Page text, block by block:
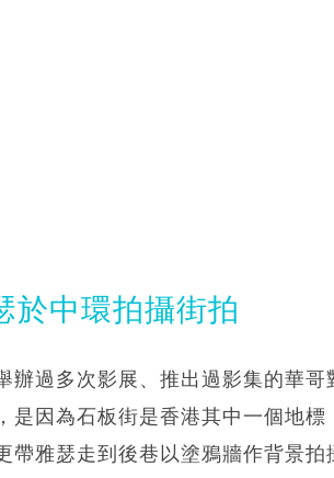
於中環拍攝街拍
辦過多次影展、推出過影集的華
是因為石板街是香港其中一個地標
帶雅瑟走到後巷以塗鴉牆作背景